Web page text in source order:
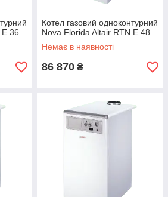
36
Котел газовий одноконтурний
Nova Florida Altair RTN E 48
Немає в наявності
86 870 ₴